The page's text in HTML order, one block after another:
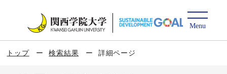
トップ 検索結果 詳細ページ